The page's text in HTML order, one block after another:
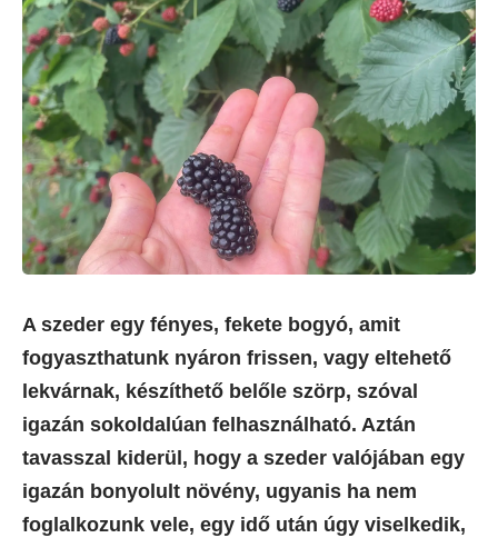
A szeder egy fényes, fekete bogyó, amit
fogyaszthatunk nyáron frissen, vagy eltehető
lekvárnak, készíthető belőle szörp, szóval
igazán sokoldalúan felhasználható. Aztán
tavasszal kiderül, hogy a szeder valójában egy
igazán bonyolult növény, ugyanis ha nem
foglalkozunk vele, egy idő után úgy viselkedik,